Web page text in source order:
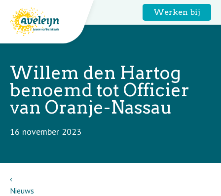
Werken bij
Willem den Hartog
benoemd tot Officier
van Oranje-Nassau
16 november 2023
Nieuws